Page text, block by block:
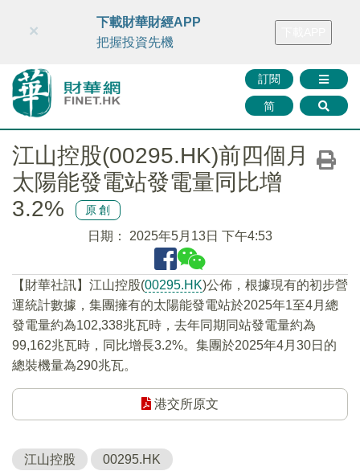
財華智庫網 FINTV FINMETA 財華證券 媒體矩陣
訂閱
简
×
下載財華財經APP
把握投資先機
江山控股(00295.HK)前四個月
太陽能發電站發電量同比增
3.2%
原創
日期： 2025年5月13日 下午4:53
【財華社訊】江山控股(00295.HK)公佈，根據現有的初步營
運統計數據，集團擁有的太陽能發電站於2025年1至4月總
發電量約為102,338兆瓦時，去年同期同站發電量約為
99,162兆瓦時，同比增長3.2%。集團於2025年4月30日的
總裝機量為290兆瓦。
港交所原文
江山控股 00295.HK